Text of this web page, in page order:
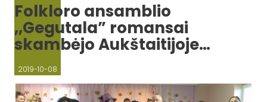
Folkloro ansamblio
,,Gegutala” romansai
skambėjo Aukštaitijoje…
2019-10-08